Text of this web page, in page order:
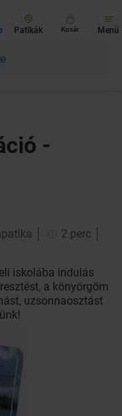
Patikák Kosár Menü
-
2 perc
iskolába indulás
a könyörgöm
uzsonnaosztást